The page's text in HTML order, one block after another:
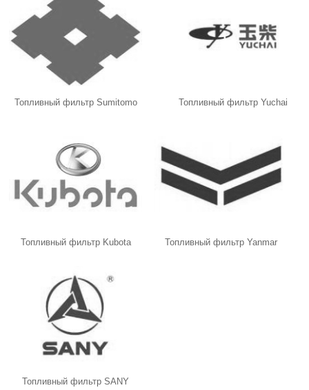
Топливный фильтр Sumitomo Топливный фильтр Yuchai
Топливный фильтр Kubota Топливный фильтр Yanmar
Топливный фильтр SANY